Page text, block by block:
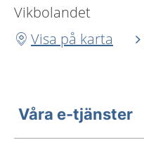
Vikbolandet
Visa på karta
Våra e-tjänster